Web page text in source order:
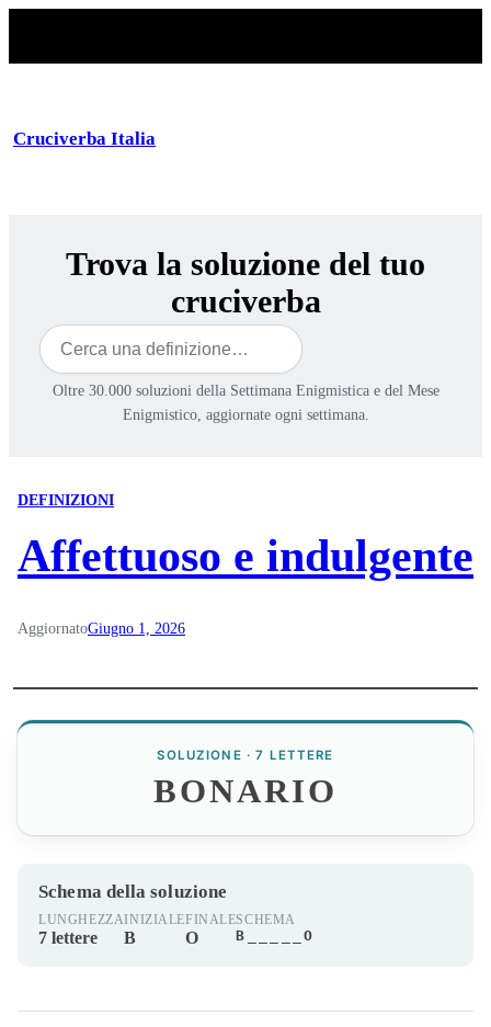
Cruciverba Italia
Trova la soluzione del tuo
cruciverba
Cerca
Oltre 30.000 soluzioni della Settimana Enigmistica e del Mese
Enigmistico, aggiornate ogni settimana.
DEFINIZIONI
Affettuoso e indulgente
AggiornatoGiugno 1, 2026
SOLUZIONE · 7 LETTERE
BONARIO
Schema della soluzione
LUNGHEZZA
7 lettere
INIZIALE
B
FINALE
O
SCHEMA
B_____O